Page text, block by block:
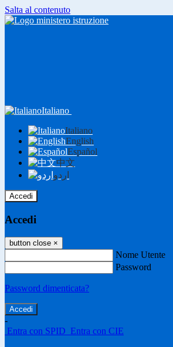
Salta al contenuto
Italiano
Italiano
English
Español
中文
اردو
Accedi
Accedi
button close ×
Nome Utente
Password
Password dimenticata?
-
Entra con SPID Entra con CIE